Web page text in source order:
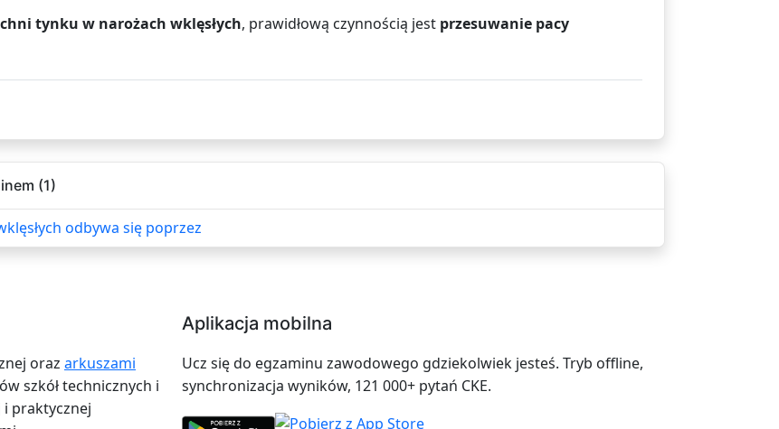
tynku w narożach wklęsłych, prawidłową czynnością jest przesuwanie pacy
(1)
odbywa się poprzez
oraz arkuszami
szkół technicznych i
praktycznej
Aplikacja mobilna
Ucz się do egzaminu zawodowego gdziekolwiek jesteś. Tryb offline,
synchronizacja wyników, 121 000+ pytań CKE.